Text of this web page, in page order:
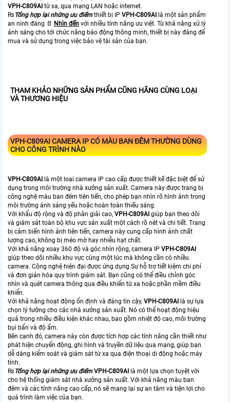
VPH-C809AI từ xa, qua mạng LAN hoặc internet.
₨ Tổng hợp lại những ưu điểmthiết bị IP VPH-C809AI là một sản phẩm
an ninh đáng 📄 Nhìn đến với nhiều tính năng ưu việt. Từ khả năng xử lý
ánh sáng cho tới chức năng báo động thông minh, thiết bị này đáng để
mua và sử dụng trong việc bảo vệ tài sản của bạn.
THAM KHẢO NHỮNG SẢN PHẨM CŨNG HÃNG CÙNG LOẠI
VÀ THƯƠNG HIỆU
VPH-C809AICAMERA IP CÓ MÀU BAN ĐÊM THƯỜNG DÙNG
CHO CÔNG TRÌNH NÀO
VPH-C809AI là một loại camera IP cao cấp được thiết kế đặc biệt để sử
dụng trong môi trường nhà xưởng sản xuất. Camera này được trang bị
công nghệ màu ban đêm tiên tiến, cho phép bạn nhìn rõ hình ảnh trong
môi trường ánh sáng yếu hoặc hoàn toàn thiếu sáng.
Với khẩu độ rộng và độ phân giải cao, VPH-C809AI giúp bạn theo dõi
và giám sát toàn bộ khu vực sản xuất một cách rõ nét và chi tiết. Trang
bị cảm biến hình ảnh tiên tiến, camera này cung cấp hình ảnh chất
lượng cao, không bị méo mờ hay nhiễu hạt chất.
Với khả năng xoay 360 độ và góc nhìn rộng, camera IP VPH-C809AI
giúp theo dõi nhiều khu vực cùng một lúc mà không cần có nhiều
camera. Công nghệ hiện đại được ứng dụng Sự hỗ trợ tiết kiệm chi phí
và đơn giản hóa quy trình giám sát. Bạn cũng có thể điều chỉnh góc
nhìn và quét camera thông qua điều khiển từ xa hoặc phần mềm điều
khiển.
Với khả năng hoạt động ổn định và đáng tin cậy, VPH-C809AI là sự lựa
chọn lý tưởng cho các nhà xưởng sản xuất. Nó có thể hoạt động hiệu
quả trong nhiều điều kiện khác nhau, bao gồm nhiệt độ cao, môi trường
bụi bẩn và độ ẩm.
Bên cạnh đó, camera này còn được tích hợp các tính năng cần thiết như
phát hiện chuyển động, ghi hình và truyền dữ liệu qua mạng, giúp bạn
dễ dàng kiểm soát và giám sát từ xa qua điện thoại di động hoặc máy
tính.
₨ Tổng hợp lại những ưu điểmVPH-C809AI là một lựa chọn tuyệt vời
cho hệ thống giám sát nhà xưởng sản xuất. Với khả năng màu ban
đêm và các tính năng cao cấp, nó sẽ mang lại sự an tâm và tiện lợi cho
quá trình làm việc của bạn.